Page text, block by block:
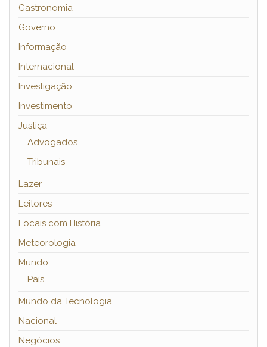
Gastronomia
Governo
Informação
Internacional
Investigação
Investimento
Justiça
Advogados
Tribunais
Lazer
Leitores
Locais com História
Meteorologia
Mundo
País
Mundo da Tecnologia
Nacional
Negócios